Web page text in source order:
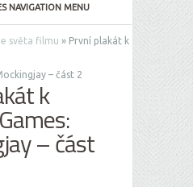
NAVIGATION MENU
světa filmu » První plakát k
– část 2
k
– část